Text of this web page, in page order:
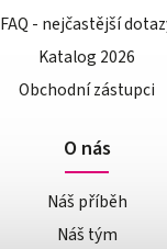
FAQ - nejčastější
Katalog 2026
Obchodní zástupci
O nás
Náš příběh
Náš tým